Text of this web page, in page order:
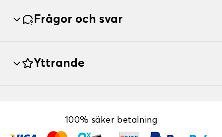
Frågor och svar
Yttrande
100% säker betalning